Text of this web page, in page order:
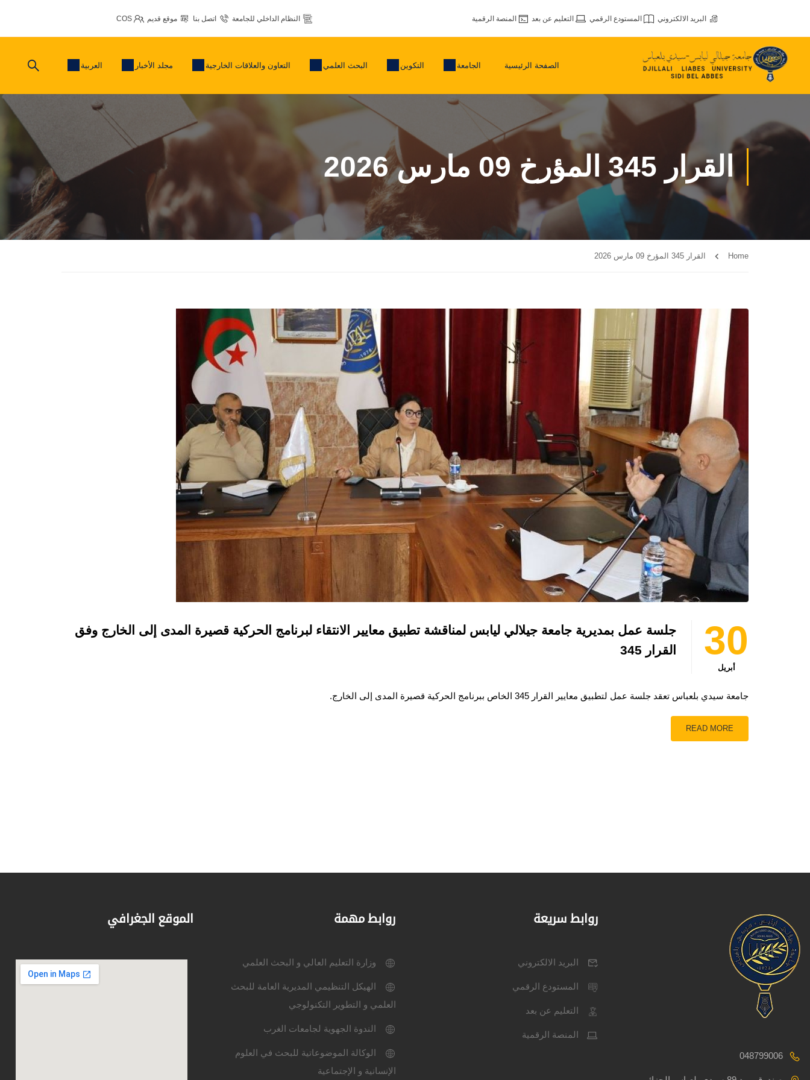
البريد الالكتروني المستودع الرقمي التعليم عن بعد المنصة الرقمية النظام الداخلي للجامعة اتصل بنا موقع قديم COS
الصفحة الرئيسية الجامعة التكوين البحث العلمي التعاون والعلاقات الخارجية مجلد الأخبار العربية
القرار 345 المؤرخ 09 مارس 2026
Home القرار 345 المؤرخ 09 مارس 2026
30
أبريل
جلسة عمل بمديرية جامعة جيلالي ليابس لمناقشة تطبيق معايير الانتقاء لبرنامج الحركية قصيرة المدى إلى الخارج وفق
القرار 345
جامعة سيدي بلعباس تعقد جلسة عمل لتطبيق معايير القرار 345 الخاص ببرنامج الحركية قصيرة المدى إلى الخارج.
READ MORE
048799006
روابط سريعة
البريد الالكتروني
المستودع الرقمي
التعليم عن بعد
المنصة الرقمية
روابط مهمة
وزارة التعليم العالي و البحث العلمي
الهيكل التنظيمي المديرية العامة للبحث
العلمي و التطوير التكنولوجي
الندوة الجهوية لجامعات الغرب
الوكالة الموضوعاتية للبحث في العلوم
الإنسانية و الإجتماعية
الموقع الجغرافي